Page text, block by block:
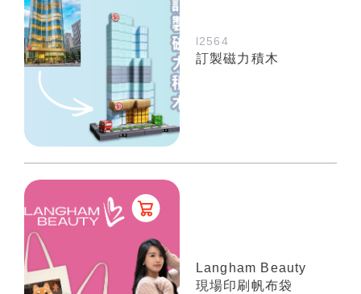
l2564
訂製磁力積木
Langham Beauty
現場印刷帆布袋